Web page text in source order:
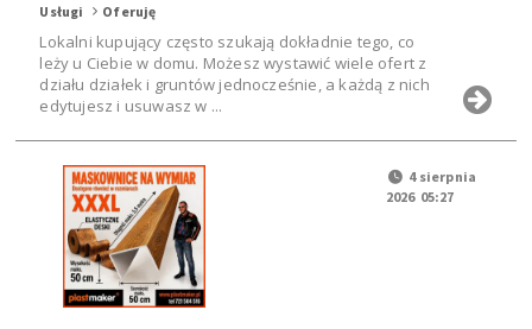
Usługi Oferuję
Lokalni kupujący często szukają dokładnie tego, co
leży u Ciebie w domu. Możesz wystawić wiele ofert z
działu działek i gruntów jednocześnie, a każdą z nich
edytujesz i usuwasz w ...
4 sierpnia
2026 05:27